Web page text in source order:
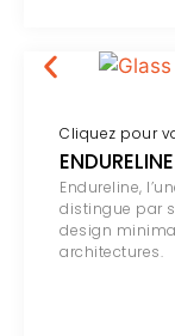
Cliquez pour
ENDURELINE
Endureline,
distingue par
design
architectures.